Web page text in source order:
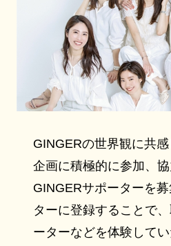
GINGERの世界観に共
企画に積極的に参加、
GINGERサポーターを
ターに登録することで
ーターなどを体験して